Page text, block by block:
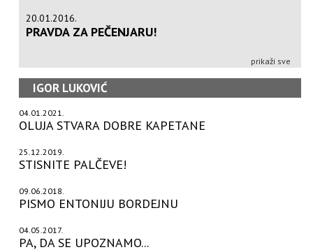
20.01.2016.
PRAVDA ZA PEČENJARU!
prikaži sve
IGOR LUKOVIĆ
04.01.2021.
OLUJA STVARA DOBRE KAPETANE
25.12.2019.
STISNITE PALČEVE!
09.06.2018.
PISMO ENTONIJU BORDEJNU
04.05.2017.
PA, DA SE UPOZNAMO...